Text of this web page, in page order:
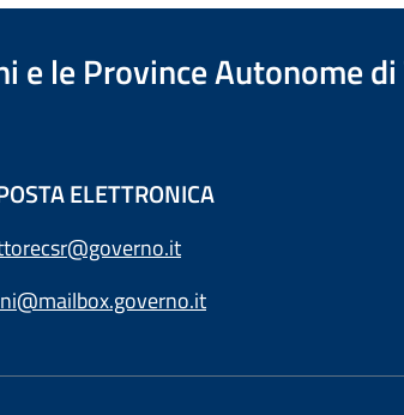
e le Province Autonome
ELETTRONICA